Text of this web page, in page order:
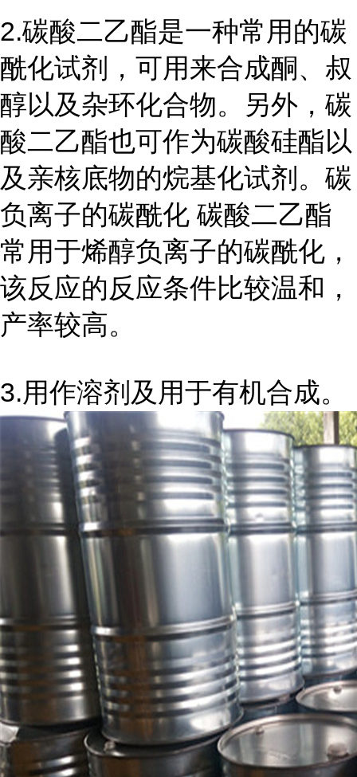
2.碳酸二乙酯是一种常用的碳
酰化试剂，可用来合成酮、叔
醇以及杂环化合物。另外，碳
酸二乙酯也可作为碳酸硅酯以
及亲核底物的烷基化试剂。碳
负离子的碳酰化 碳酸二乙酯
常用于烯醇负离子的碳酰化，
该反应的反应条件比较温和，
产率较高。
3.用作溶剂及用于有机合成。